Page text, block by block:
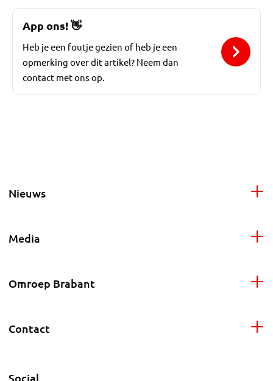
App ons!👋
Heb je een foutje gezien of heb je een
opmerking over dit artikel? Neem dan
contact met ons op.
Nieuws
Media
Omroep Brabant
Contact
Social